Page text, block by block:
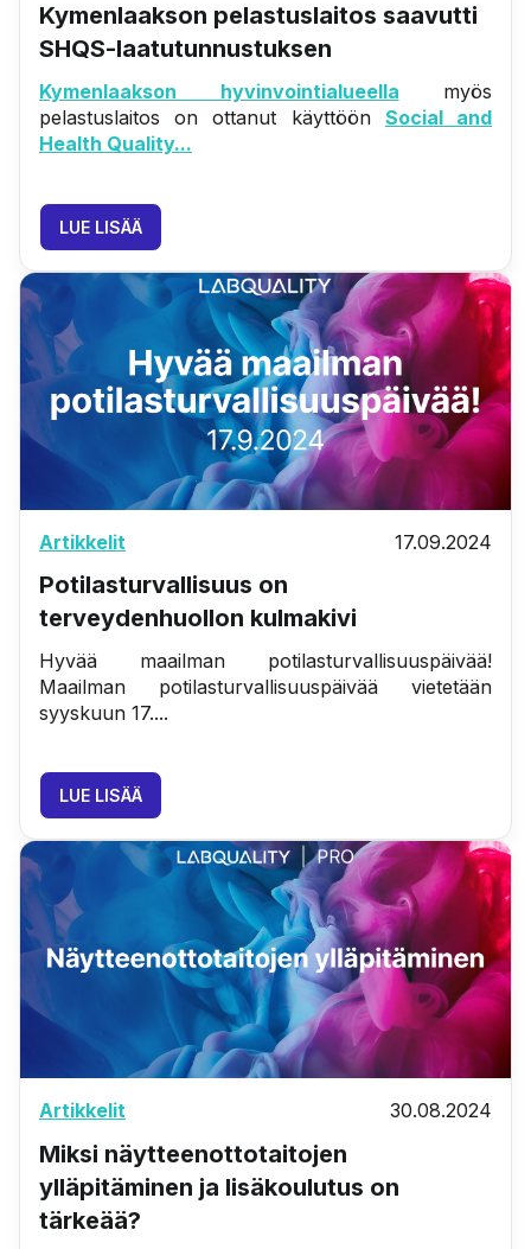
Kymenlaakson pelastuslaitos saavutti
SHQS-laatutunnustuksen
Kymenlaakson hyvinvointialueella myös
pelastuslaitos on ottanut käyttöön Social and
Health Quality...
LUE LISÄÄ
Artikkelit 17.09.2024
Potilasturvallisuus on
terveydenhuollon kulmakivi
Hyvää maailman potilasturvallisuuspäivää!
Maailman potilasturvallisuuspäivää vietetään
syyskuun 17....
LUE LISÄÄ
Artikkelit 30.08.2024
Miksi näytteenottotaitojen
ylläpitäminen ja lisäkoulutus on
tärkeää?